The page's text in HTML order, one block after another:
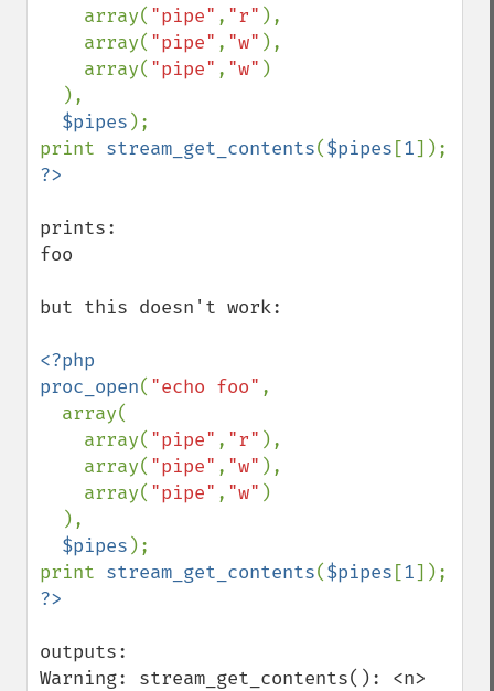
    array(
"pipe" , "r" ),
    array(
"pipe" , "w" ),
    array(
"pipe" , "w" )
$pipes );
print stream_get_contents($pipes [1
prints:
foo
but this doesn't work:
<?php
proc_open( "echo foo" ,
    array(
"pipe" , "r" ),
    array(
"pipe" , "w" ),
    array(
"pipe" , "w" )
$pipes );
print stream_get_contents($pipes [1
outputs:
Warning: stream_get_contents(): <n>